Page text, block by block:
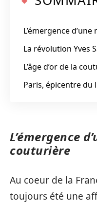
L’émergence
La révolution Yves
L’âge d’or de la
Paris, épicentre du
L’émergence
couturière
Au coeur de la
toujours été une